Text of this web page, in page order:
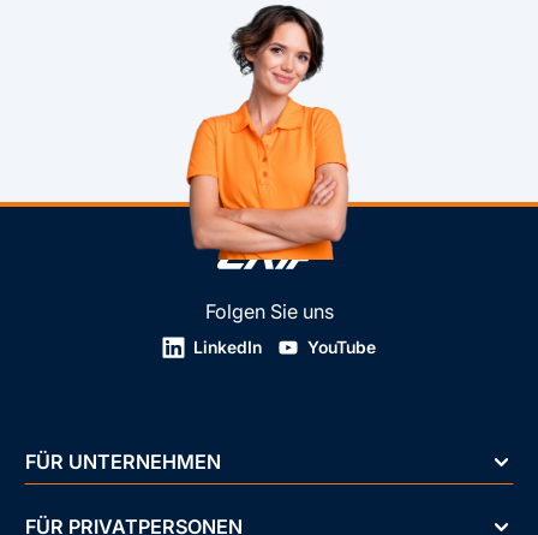
Folgen Sie uns
LinkedIn YouTube
FÜR UNTERNEHMEN
FÜR PRIVATPERSONEN